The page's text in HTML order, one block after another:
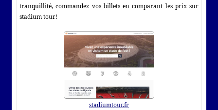
tranquillité, commandez vos billets en comparant les prix sur
stadium tour!
stadiumtour.fr